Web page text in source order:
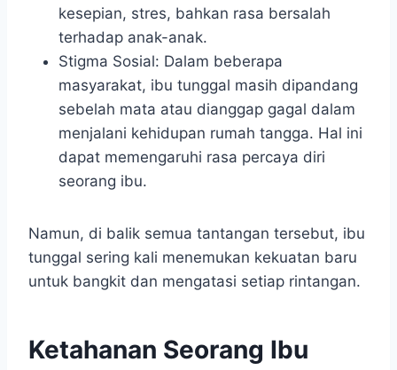
kesepian, stres, bahkan rasa bersalah
terhadap anak-anak.
Stigma Sosial: Dalam beberapa
masyarakat, ibu tunggal masih dipandang
sebelah mata atau dianggap gagal dalam
menjalani kehidupan rumah tangga. Hal ini
dapat memengaruhi rasa percaya diri
seorang ibu.
Namun, di balik semua tantangan tersebut, ibu
tunggal sering kali menemukan kekuatan baru
untuk bangkit dan mengatasi setiap rintangan.
Ketahanan Seorang Ibu